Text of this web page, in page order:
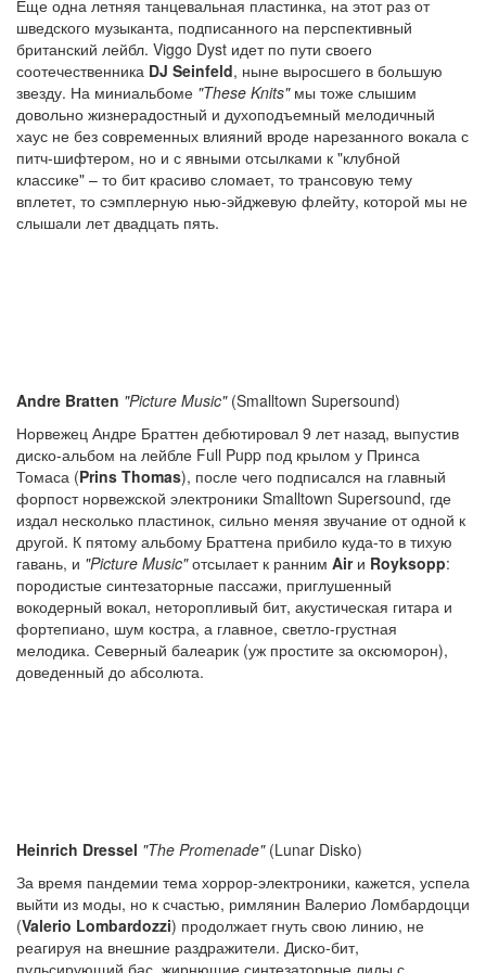
Еще одна летняя танцевальная пластинка, на этот раз от
шведского музыканта, подписанного на перспективный
британский лейбл. Viggo Dyst идет по пути своего
соотечественника DJ Seinfeld, ныне выросшего в большую
звезду. На миниальбоме "These Knits"мы тоже слышим
довольно жизнерадостный и духоподъемный мелодичный
хаус не без современных влияний вроде нарезанного вокала с
питч-шифтером, но и с явными отсылками к "клубной
классике" – то бит красиво сломает, то трансовую тему
вплетет, то сэмплерную нью-эйджевую флейту, которой мы не
слышали лет двадцать пять.
Andre Bratten "Picture Music"(Smalltown Supersound)
Норвежец Андре Браттен дебютировал 9 лет назад, выпустив
диско-альбом на лейбле Full Pupp под крылом у Принса
Томаса (Prins Thomas), после чего подписался на главный
форпост норвежской электроники Smalltown Supersound, где
издал несколько пластинок, сильно меняя звучание от одной к
другой. К пятому альбому Браттена прибило куда-то в тихую
гавань, и "Picture Music"отсылает к ранним Airи Royksopp:
породистые синтезаторные пассажи, приглушенный
вокодерный вокал, неторопливый бит, акустическая гитара и
фортепиано, шум костра, а главное, светло-грустная
мелодика. Северный балеарик (уж простите за оксюморон),
доведенный до абсолюта.
Heinrich Dressel "The Promenade"(Lunar Disko)
За время пандемии тема хоррор-электроники, кажется, успела
выйти из моды, но к счастью, римлянин Валерио Ломбардоцци
(Valerio Lombardozzi) продолжает гнуть свою линию, не
реагируя на внешние раздражители. Диско-бит,
пульсирующий бас, жирнющие синтезаторные лиды с